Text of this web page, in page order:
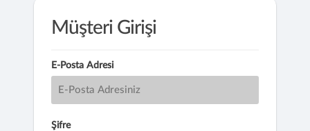
Müşteri Girişi
E-Posta Adresi
Şifre